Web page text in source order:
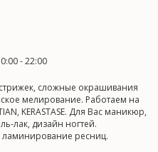
- 22:00
сложные окрашивания
мелирование. Работаем на
KERASTASE. Для Вас маникюр,
лак, дизайн ногтей.
ресниц.